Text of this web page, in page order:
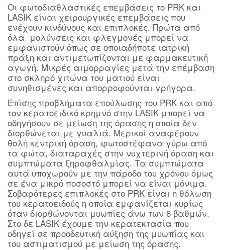
Οι φωτοδιαθλαστικές επεμβάσεις το PRK και
LASIK είναι χειρουργικές επεμβάσεις που
ενέχουν κινδύνους και επιπλοκές. Πρώτα από
όλα μολύνσεις και φλεγμονές μπορεί να
εμφανιστούν όπως σε οποιαδήποτε ιατρική
πράξη και αντιμετωπίζονται με φαρμακευτική
αγωγή. Μικρές αιμορραγίες μετά την επέμβαση
στο σκληρό χιτώνα του ματιού είναι
συνηθισμένες και απορροφούνται γρήγορα.
Επίσης προβλήματα επούλωσης του PRK και από
τον κερατοειδικό κρημνό στην LASIK μπορεί να
οδηγήσουν σε μείωση της όρασης η οποία δεν
διορθώνεται με γυαλιά. Μερικοί αναφέρουν
θολή κεντρική όραση, φωτοστέφανα γύρω από
τα φώτα, διαταραχές στην νυχτερινή όραση και
συμπτώματα ξηροφθαλμίας. Τα συμπτώματα
αυτά υποχωρούν με την πάροδο του χρόνου όμως
σε ένα μικρό ποσοστό μπορεί να είναι μόνιμα.
Σοβαρότερες επιπλοκές στο PRK είναι η θόλωση
του κερατοειδούς η οποία εμφανίζεται κυρίως
όταν διορθώνονται μυωπίες άνω των 6 βαθμών.
Στο δε LASIK έχουμε την κερατεκτασία που
οδηγεί σε προοδευτική αύξηση της μυωπίας και
του αστιματισμού με μείωση της όρασης.